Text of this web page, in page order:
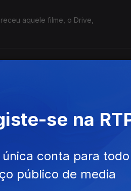
aquele filme, o Drive,
no geral... Mas somos um
é claramente um
se na
única conta para
público de media